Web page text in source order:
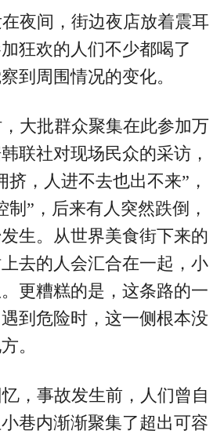
夜间，街边夜店放着震耳
狂欢的人们不少都喝了
到周围情况的变化。
大批群众聚集在此参加万
联社对现场民众的采访，
挤，人进不去也出不来”，
制”，后来有人突然跌倒，
生。从世界美食街下来的
去的人会汇合在一起，小
更糟糕的是，这条路的一
到危险时，这一侧根本没
。
，事故发生前，人们曾自
巷内渐渐聚集了超出可容